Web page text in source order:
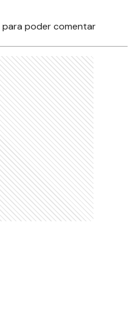
para poder comentar